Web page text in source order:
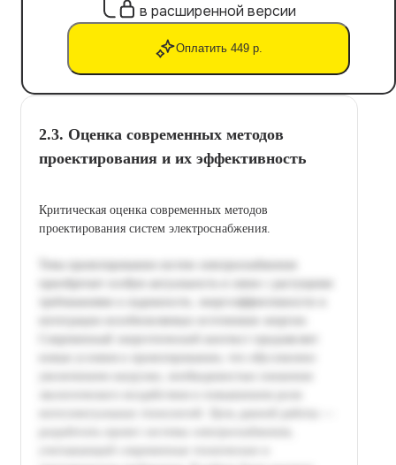
в расширенной версии
Оплатить 449 р.
2.3. Оценка современных методов
проектирования и их эффективность
Критическая оценка современных методов
проектирования систем электроснабжения.